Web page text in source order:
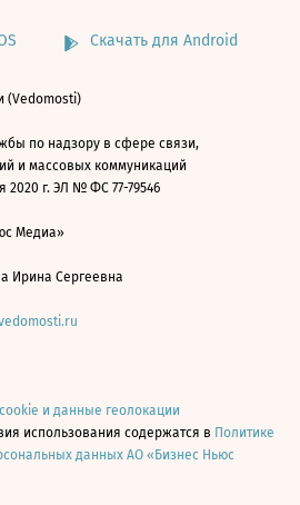
Скачать для Android
(Vedomosti)
по надзору в сфере связи,
и массовых коммуникаций
2020 г. ЭЛ № ФС 77-79546
Медиа»
Ирина Сергеевна
cookie и данные геолокации
использования содержатся в Политике
данных АО «Бизнес Ньюс